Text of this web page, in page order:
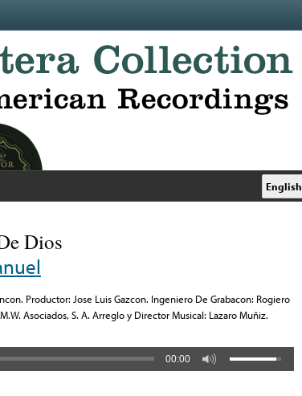
English
Dios
Productor: Jose Luis Gazcon. Ingeniero De Grabacon: Rogiero
Asociados, S. A. Arreglo y Director Musical: Lazaro Muñiz.
00:00